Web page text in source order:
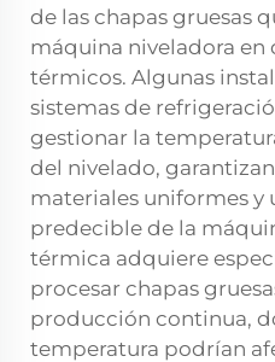
de las chapas gruesas
máquina niveladora en
térmicos. Algunas
sistemas de
gestionar la
del nivelado,
materiales uniformes
predecible de la
térmica adquiere
procesar chapas
producción continua,
temperatura podrían